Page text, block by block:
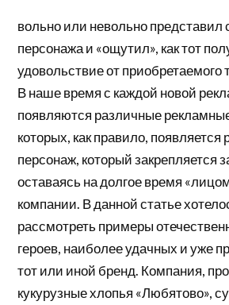
вольно или невольно представил
персонажа и «ощутил», как тот
удовольствие от приобретаемого
В наше время с каждой новой
появляются различные
которых, как правило,
персонаж, который закрепляется
оставаясь на долгое время
компании. В данной статье
рассмотреть примеры
героев, наиболее удачных и уже
тот или иной бренд. Компания,
кукурузные хлопья «Любятово»,